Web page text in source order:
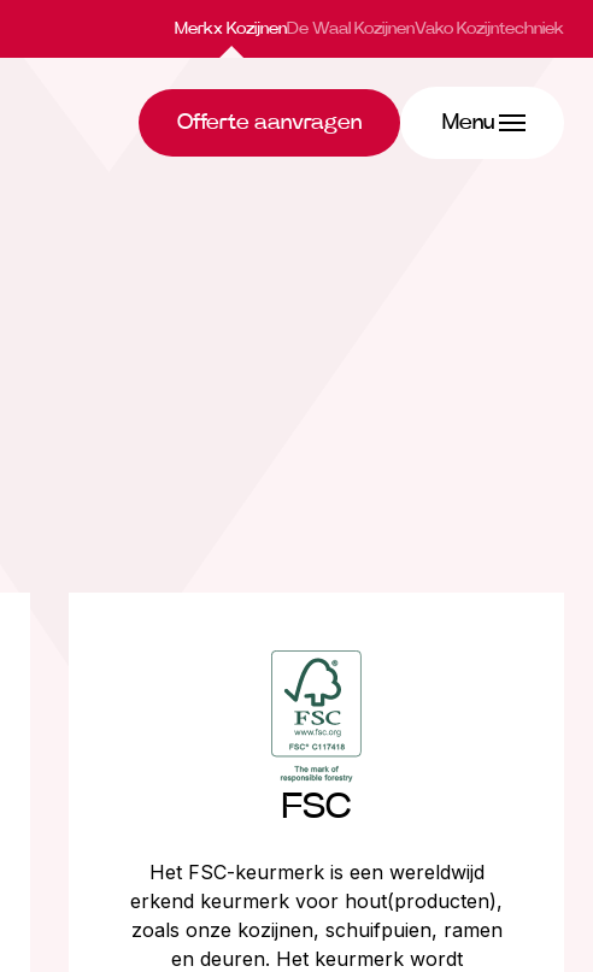
Merkx KozijnenDe Waal KozijnenVako Kozijntechniek
Offerte aanvragen Menu
FSC
Het FSC-keurmerk is een wereldwijd
erkend keurmerk voor hout(producten),
zoals onze kozijnen, schuifpuien, ramen
en deuren. Het keurmerk wordt